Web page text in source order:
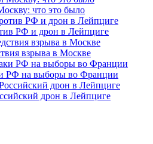
что это было
РФ и дрон в Лейпциге
взрыва в Москве
РФ на выборы во Франции
дрон в Лейпциге